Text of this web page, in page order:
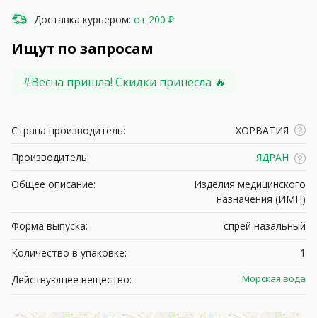
Доставка курьером: от 200 ₽
Ищут по запросам
#Весна пришла! Скидки принесла 🔥
Страна производитель:
ХОРВАТИЯ
Производитель:
ЯДРАН
Общее описание:
Изделия медицинского
назначения (ИМН)
Форма выпуска:
спрей назальный
Количество в упаковке:
1
Действующее вещество:
Морская вода